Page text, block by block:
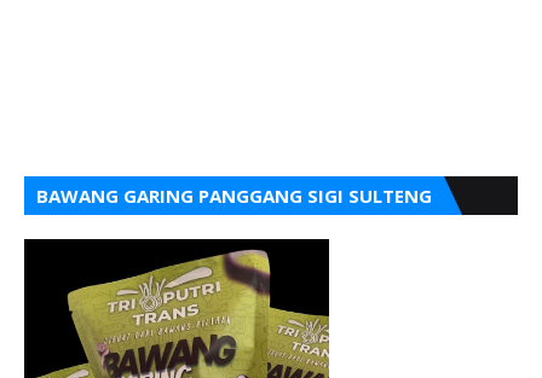
BAWANG GARING PANGGANG SIGI SULTENG